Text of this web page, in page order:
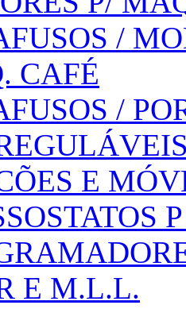
/
CAFÉ
/
E
E M.L.L.